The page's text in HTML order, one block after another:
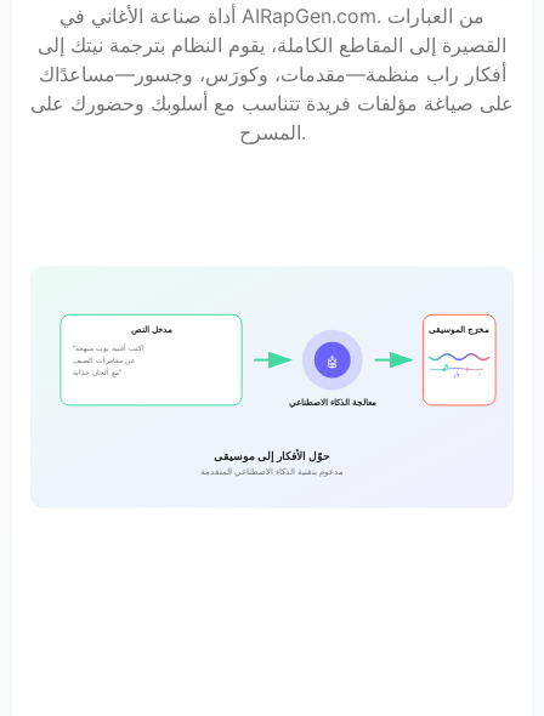
أداة صناعة الأغاني في AIRapGen.com. من العبارات
القصيرة إلى المقاطع الكاملة، يقوم النظام بترجمة نيتك إلى
أفكار راب منظمة—مقدمات، وكورَس، وجسور—مساعدًاك
على صياغة مؤلفات فريدة تتناسب مع أسلوبك وحضورك على
المسرح.
مدخل النص
"اكتب أغنية بوب مبهجة
عن مغامرات الصيف
مع ألحان جذابة"
🤖
معالجة الذكاء الاصطناعي
مخرَج الموسيقى
🎵
🎶
♪ ♫
حوّل الأفكار إلى موسيقى
مدعوم بتقنية الذكاء الاصطناعي المتقدمة